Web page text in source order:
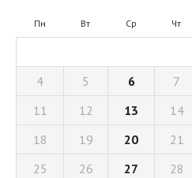
Пн Вт Ср Чт
4
5 6 7
11
12 13 14
18
19 20 21
25
26 27 28